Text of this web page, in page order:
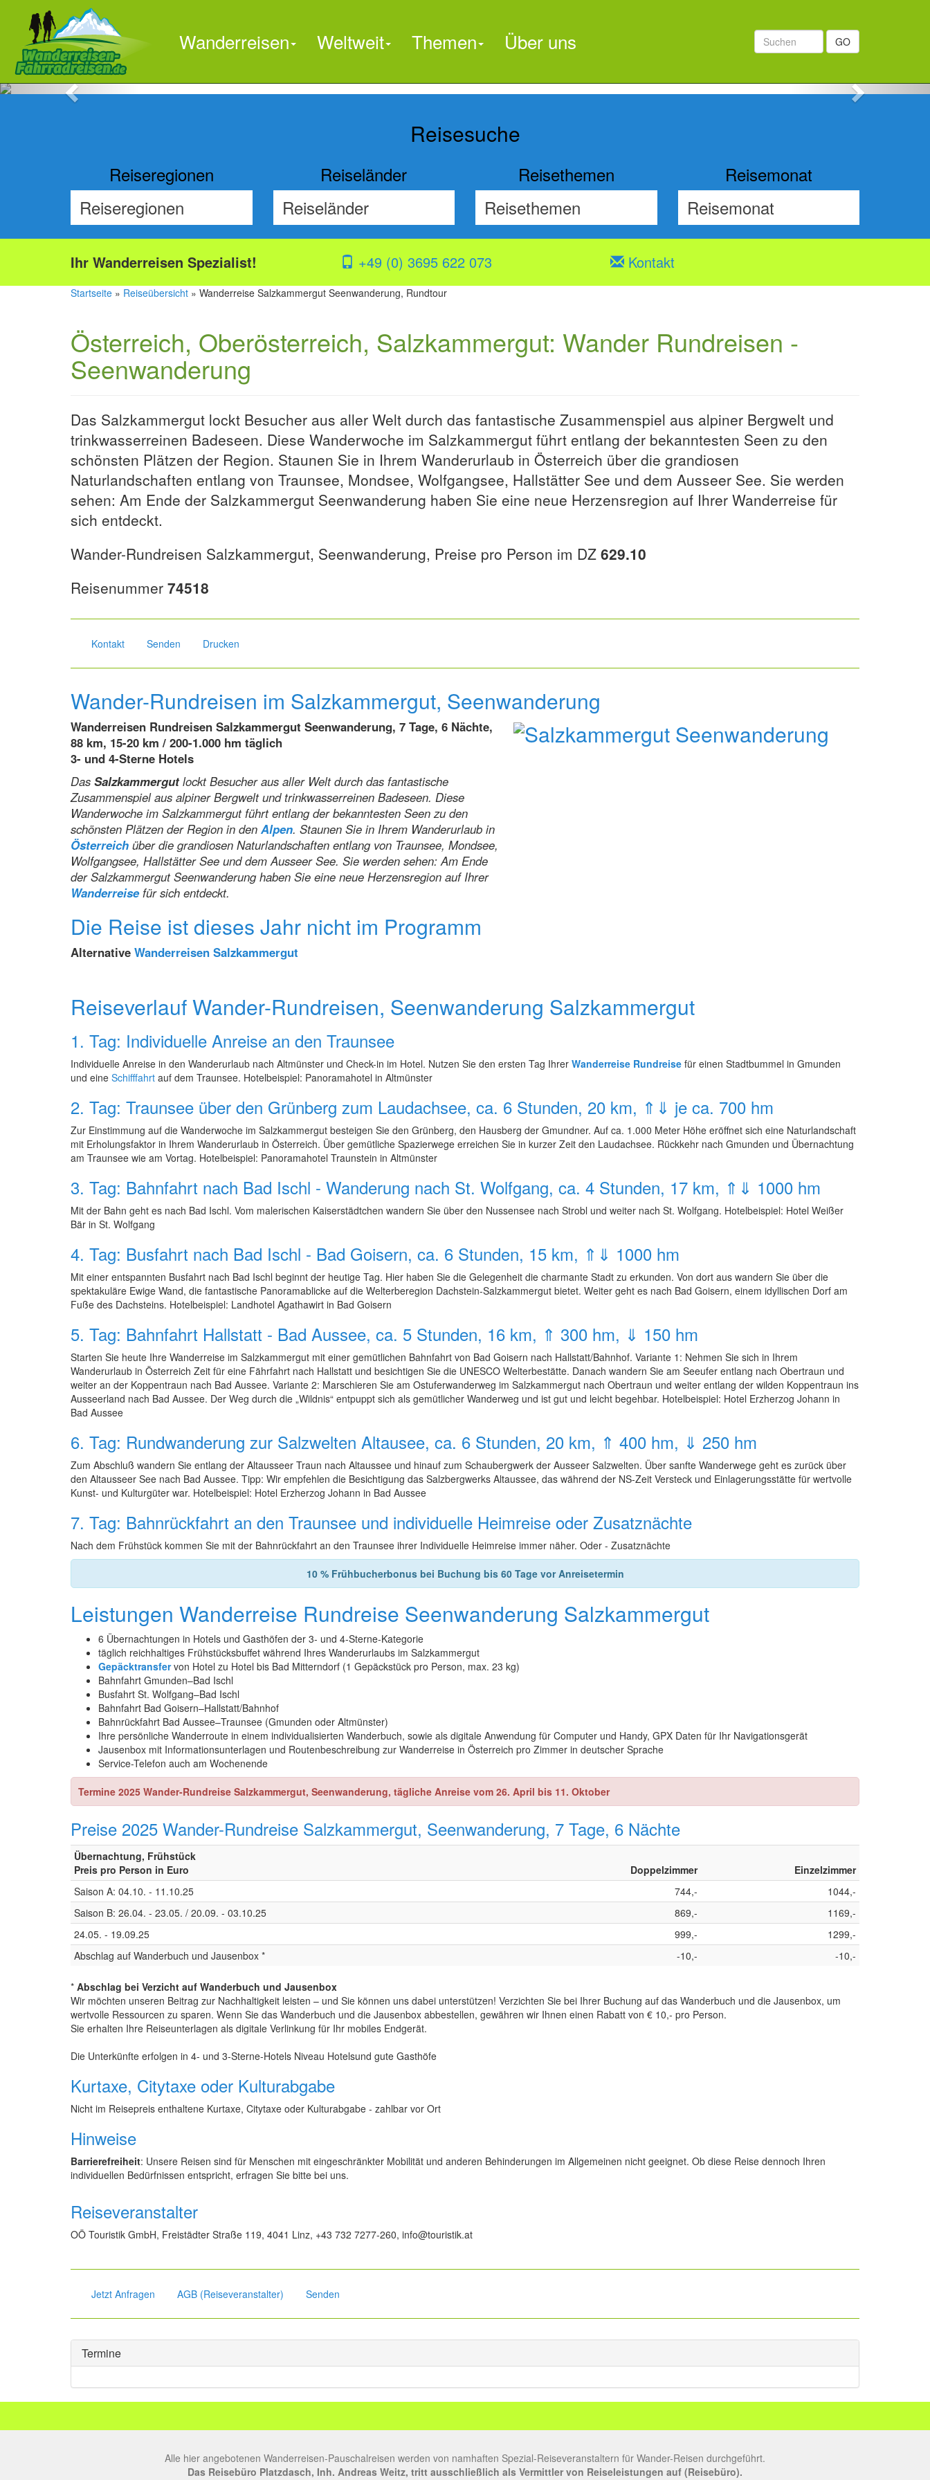

Previous Next
GO
Wanderreisen Weltweit Themen Über uns
Reisesuche
Reiseregionen Reiseländer Reisethemen Reisemonat
Ihr Wanderreisen Spezialist! +49 (0) 3695 622 073 Kontakt
Startseite » Reiseübersicht » Wanderreise Salzkammergut Seenwanderung, Rundtour
Österreich, Oberösterreich, Salzkammergut: Wander Rundreisen -
Seenwanderung
Das Salzkammergut lockt Besucher aus aller Welt durch das fantastische Zusammenspiel aus alpiner Bergwelt und
trinkwasserreinen Badeseen. Diese Wanderwoche im Salzkammergut führt entlang der bekanntesten Seen zu den
schönsten Plätzen der Region. Staunen Sie in Ihrem Wanderurlaub in Österreich über die grandiosen
Naturlandschaften entlang von Traunsee, Mondsee, Wolfgangsee, Hallstätter See und dem Ausseer See. Sie werden
sehen: Am Ende der Salzkammergut Seenwanderung haben Sie eine neue Herzensregion auf Ihrer Wanderreise für
sich entdeckt.
Wander-Rundreisen Salzkammergut, Seenwanderung, Preise pro Person im DZ 629.10
Reisenummer 74518
Kontakt Senden Drucken
Wander-Rundreisen im Salzkammergut, Seenwanderung
Wanderreisen Rundreisen Salzkammergut Seenwanderung, 7 Tage, 6 Nächte,
88 km, 15-20 km / 200-1.000 hm täglich
3- und 4-Sterne Hotels
Das Salzkammergutlockt Besucher aus aller Welt durch das fantastische
Zusammenspiel aus alpiner Bergwelt und trinkwasserreinen Badeseen. Diese
Wanderwoche im Salzkammergut führt entlang der bekanntesten Seen zu den
schönsten Plätzen der Region in den Alpen. Staunen Sie in Ihrem Wanderurlaub in
Österreich über die grandiosen Naturlandschaften entlang von Traunsee, Mondsee,
Wolfgangsee, Hallstätter See und dem Ausseer See. Sie werden sehen: Am Ende
der Salzkammergut Seenwanderung haben Sie eine neue Herzensregion auf Ihrer
Wanderreisefür sich entdeckt.
Die Reise ist dieses Jahr nicht im Programm
Alternative Wanderreisen Salzkammergut
Reiseverlauf Wander-Rundreisen, Seenwanderung Salzkammergut
1. Tag: Individuelle Anreise an den Traunsee
Individuelle Anreise in den Wanderurlaub nach Altmünster und Check-in im Hotel. Nutzen Sie den ersten Tag Ihrer Wanderreise Rundreise für einen Stadtbummel in Gmunden
und eine Schifffahrt auf dem Traunsee. Hotelbeispiel: Panoramahotel in Altmünster
2. Tag: Traunsee über den Grünberg zum Laudachsee, ca. 6 Stunden, 20 km, ⇑⇓ je ca. 700 hm
Zur Einstimmung auf die Wanderwoche im Salzkammergut besteigen Sie den Grünberg, den Hausberg der Gmundner. Auf ca. 1.000 Meter Höhe eröffnet sich eine Naturlandschaft
mit Erholungsfaktor in Ihrem Wanderurlaub in Österreich. Über gemütliche Spazierwege erreichen Sie in kurzer Zeit den Laudachsee. Rückkehr nach Gmunden und Übernachtung
am Traunsee wie am Vortag. Hotelbeispiel: Panoramahotel Traunstein in Altmünster
3. Tag: Bahnfahrt nach Bad Ischl - Wanderung nach St. Wolfgang, ca. 4 Stunden, 17 km, ⇑⇓ 1000 hm
Mit der Bahn geht es nach Bad Ischl. Vom malerischen Kaiserstädtchen wandern Sie über den Nussensee nach Strobl und weiter nach St. Wolfgang. Hotelbeispiel: Hotel Weißer
Bär in St. Wolfgang
4. Tag: Busfahrt nach Bad Ischl - Bad Goisern, ca. 6 Stunden, 15 km, ⇑⇓ 1000 hm
Mit einer entspannten Busfahrt nach Bad Ischl beginnt der heutige Tag. Hier haben Sie die Gelegenheit die charmante Stadt zu erkunden. Von dort aus wandern Sie über die
spektakuläre Ewige Wand, die fantastische Panoramablicke auf die Welterberegion Dachstein-Salzkammergut bietet. Weiter geht es nach Bad Goisern, einem idyllischen Dorf am
Fuße des Dachsteins. Hotelbeispiel: Landhotel Agathawirt in Bad Goisern
5. Tag: Bahnfahrt Hallstatt - Bad Aussee, ca. 5 Stunden, 16 km, ⇑ 300 hm, ⇓ 150 hm
Starten Sie heute Ihre Wanderreise im Salzkammergut mit einer gemütlichen Bahnfahrt von Bad Goisern nach Hallstatt/Bahnhof. Variante 1: Nehmen Sie sich in Ihrem
Wanderurlaub in Österreich Zeit für eine Fährfahrt nach Hallstatt und besichtigen Sie die UNESCO Welterbestätte. Danach wandern Sie am Seeufer entlang nach Obertraun und
weiter an der Koppentraun nach Bad Aussee. Variante 2: Marschieren Sie am Ostuferwanderweg im Salzkammergut nach Obertraun und weiter entlang der wilden Koppentraun ins
Ausseerland nach Bad Aussee. Der Weg durch die „Wildnis“ entpuppt sich als gemütlicher Wanderweg und ist gut und leicht begehbar. Hotelbeispiel: Hotel Erzherzog Johann in
Bad Aussee
6. Tag: Rundwanderung zur Salzwelten Altausee, ca. 6 Stunden, 20 km, ⇑ 400 hm, ⇓ 250 hm
Zum Abschluß wandern Sie entlang der Altausseer Traun nach Altaussee und hinauf zum Schaubergwerk der Ausseer Salzwelten. Über sanfte Wanderwege geht es zurück über
den Altausseer See nach Bad Aussee. Tipp: Wir empfehlen die Besichtigung das Salzbergwerks Altaussee, das während der NS-Zeit Versteck und Einlagerungsstätte für wertvolle
Kunst- und Kulturgüter war. Hotelbeispiel: Hotel Erzherzog Johann in Bad Aussee
7. Tag: Bahnrückfahrt an den Traunsee und individuelle Heimreise oder Zusatznächte
Nach dem Frühstück kommen Sie mit der Bahnrückfahrt an den Traunsee ihrer Individuelle Heimreise immer näher. Oder - Zusatznächte
10 % Frühbucherbonus bei Buchung bis 60 Tage vor Anreisetermin
Leistungen Wanderreise Rundreise Seenwanderung Salzkammergut
6 Übernachtungen in Hotels und Gasthöfen der 3- und 4-Sterne-Kategorie
täglich reichhaltiges Frühstücksbuffet während Ihres Wanderurlaubs im Salzkammergut
Gepäcktransfervon Hotel zu Hotel bis Bad Mitterndorf (1 Gepäckstück pro Person, max. 23 kg)
Bahnfahrt Gmunden–Bad Ischl
Busfahrt St. Wolfgang–Bad Ischl
Bahnfahrt Bad Goisern–Hallstatt/Bahnhof
Bahnrückfahrt Bad Aussee–Traunsee (Gmunden oder Altmünster)
Ihre persönliche Wanderroute in einem individualisierten Wanderbuch, sowie als digitale Anwendung für Computer und Handy, GPX Daten für Ihr Navigationsgerät
Jausenbox mit Informationsunterlagen und Routenbeschreibung zur Wanderreise in Österreich pro Zimmer in deutscher Sprache
Service-Telefon auch am Wochenende
Termine 2025 Wander-Rundreise Salzkammergut, Seenwanderung, tägliche Anreise vom 26. April bis 11. Oktober
Preise 2025 Wander-Rundreise Salzkammergut, Seenwanderung, 7 Tage, 6 Nächte
Übernachtung, Frühstück
Preis pro Person in Euro
Doppelzimmer
Einzelzimmer
Saison A: 04.10. - 11.10.25
744,-
1044,-
Saison B: 26.04. - 23.05. / 20.09. - 03.10.25
869,-
1169,-
24.05. - 19.09.25
999,-
1299,-
Abschlag auf Wanderbuch und Jausenbox *
-10,- -10,-
* Abschlag bei Verzicht auf Wanderbuch und Jausenbox
Wir möchten unseren Beitrag zur Nachhaltigkeit leisten – und Sie können uns dabei unterstützen! Verzichten Sie bei Ihrer Buchung auf das Wanderbuch und die Jausenbox, um
wertvolle Ressourcen zu sparen. Wenn Sie das Wanderbuch und die Jausenbox abbestellen, gewähren wir Ihnen einen Rabatt von € 10,- pro Person.
Sie erhalten Ihre Reiseunterlagen als digitale Verlinkung für Ihr mobiles Endgerät.
Die Unterkünfte erfolgen in 4- und 3-Sterne-Hotels Niveau Hotelsund gute Gasthöfe
Kurtaxe, Citytaxe oder Kulturabgabe
Nicht im Reisepreis enthaltene Kurtaxe, Citytaxe oder Kulturabgabe - zahlbar vor Ort
Hinweise
Barrierefreiheit: Unsere Reisen sind für Menschen mit eingeschränkter Mobilität und anderen Behinderungen im Allgemeinen nicht geeignet. Ob diese Reise dennoch Ihren
individuellen Bedürfnissen entspricht, erfragen Sie bitte bei uns.
Reiseveranstalter
OÖ Touristik GmbH, Freistädter Straße 119, 4041 Linz, +43 732 7277-260, info@touristik.at
Jetzt Anfragen AGB (Reiseveranstalter) Senden
Termine
Alle hier angebotenen Wanderreisen-Pauschalreisen werden von namhaften Spezial-Reiseveranstaltern für Wander-Reisen durchgeführt.
Das Reisebüro Platzdasch, Inh. Andreas Weitz, tritt ausschließlich als Vermittler von Reiseleistungen auf (Reisebüro).